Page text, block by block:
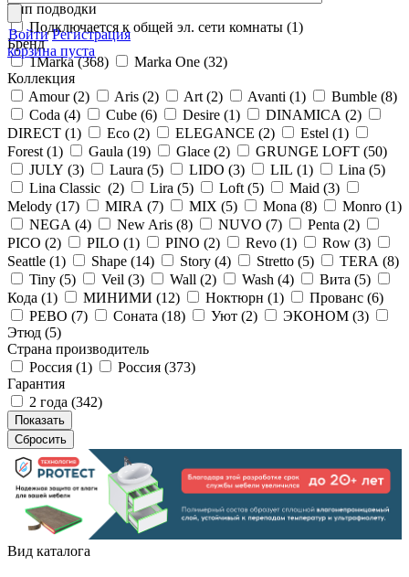
Войти Регистрация
корзина пуста
Тип подводки
Подключается к общей эл. сети комнаты (1)
Бренд
1Marka (368) Marka One (32)
Коллекция
Amour (2) Aris (2) Art (2) Avanti (1) Bumble (8)
Coda (4) Cube (6) Desire (1) DINAMICA (2)
DIRECT (1) Eco (2) ELEGANCE (2) Estel (1)
Forest (1) Gaula (19) Glace (2) GRUNGE LOFT (50)
JULY (3) Laura (5) LIDO (3) LIL (1) Lina (5)
Lina Classic (2) Lira (5) Loft (5) Maid (3)
Melody (17) MIRA (7) MIX (5) Mona (8) Monro (1)
NEGA (4) New Aris (8) NUVO (7) Penta (2)
PICO (2) PILO (1) PINO (2) Revo (1) Row (3)
Seattle (1) Shape (14) Story (4) Stretto (5) TERA (8)
Tiny (5) Veil (3) Wall (2) Wash (4) Вита (5)
Кода (1) МИНИМИ (12) Ноктюрн (1) Прованс (6)
РЕВО (7) Соната (18) Уют (2) ЭКОНОМ (3)
Этюд (5)
Страна производитель
Россия (1) Россия (373)
Гарантия
2 года (342)
Вид каталога